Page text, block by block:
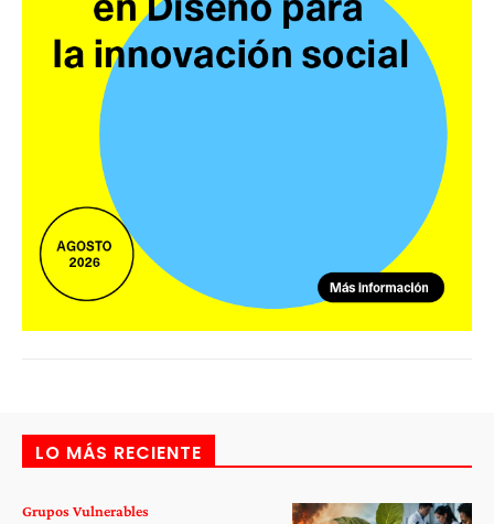
LO MÁS RECIENTE
Grupos Vulnerables